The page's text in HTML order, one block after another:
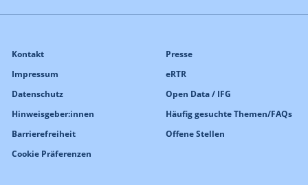
Kontakt
Impressum
Datenschutz
Hinweisgeber:innen
Barrierefreiheit
Cookie Präferenzen
Presse
eRTR
Open Data / IFG
Häufig gesuchte Themen/FAQs
Offene Stellen